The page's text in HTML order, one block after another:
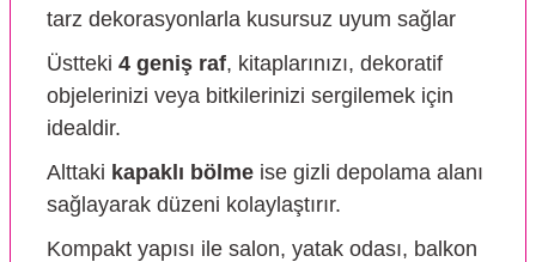
tarz dekorasyonlarla kusursuz uyum sağlar
Üstteki 4 geniş raf, kitaplarınızı, dekoratif
objelerinizi veya bitkilerinizi sergilemek için
idealdir.
Alttaki kapaklı bölme ise gizli depolama alanı
sağlayarak düzeni kolaylaştırır.
Kompakt yapısı ile salon, yatak odası, balkon